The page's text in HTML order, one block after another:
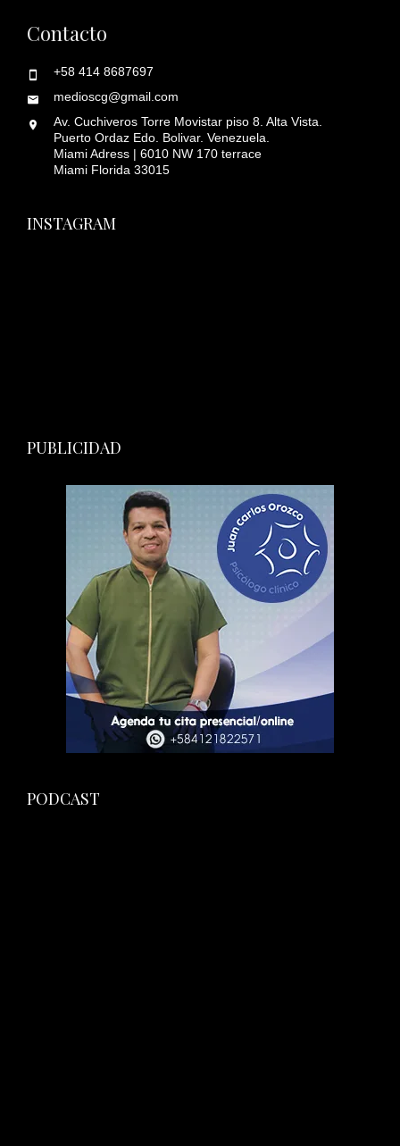
Contacto
+58 414 8687697
medioscg@gmail.com
Av. Cuchiveros Torre Movistar piso 8. Alta Vista.
Puerto Ordaz Edo. Bolivar. Venezuela.
Miami Adress | 6010 NW 170 terrace
Miami Florida 33015
INSTAGRAM
PUBLICIDAD
PODCAST